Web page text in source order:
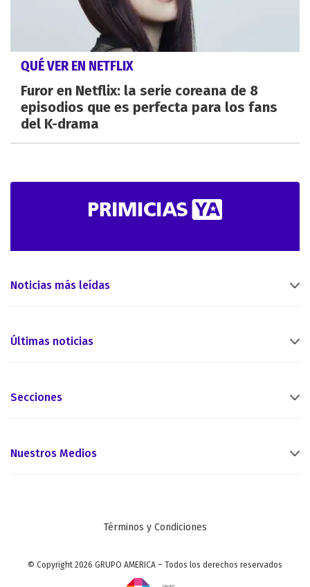
QUÉ VER EN NETFLIX
Furor en Netflix: la serie coreana de 8
episodios que es perfecta para los fans
del K-drama
Noticias más leídas
Últimas noticias
Secciones
Nuestros Medios
Términos y Condiciones
© Copyright 2026 GRUPO AMERICA – Todos los derechos reservados